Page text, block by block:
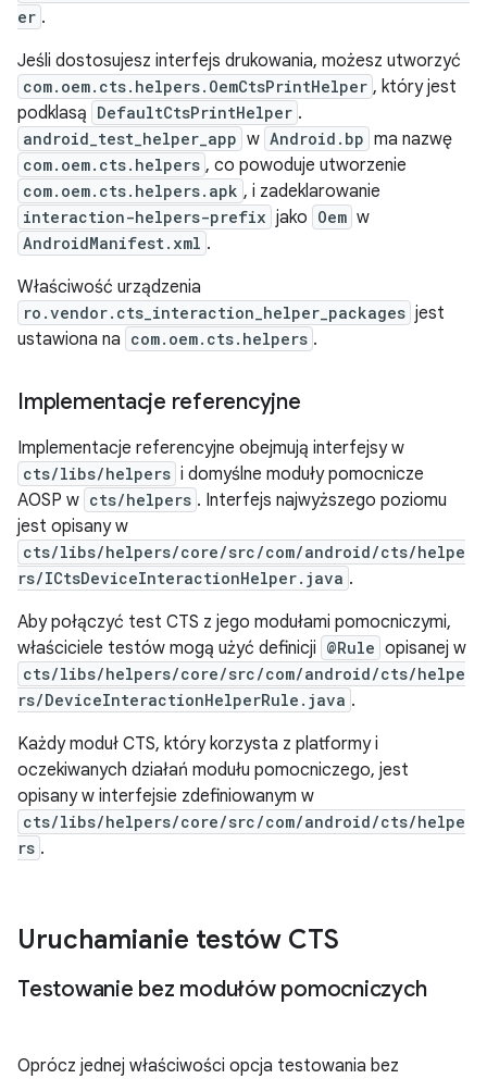
er .
Jeśli dostosujesz interfejs drukowania, możesz utworzyć
com.oem.cts.helpers.OemCtsPrintHelper , który jest
podklasą DefaultCtsPrintHelper .
android_test_helper_app w Android.bp ma nazwę
com.oem.cts.helpers , co powoduje utworzenie
com.oem.cts.helpers.apk , i zadeklarowanie
interaction-helpers-prefix jako Oem w
AndroidManifest.xml .
Właściwość urządzenia
ro.vendor.cts_interaction_helper_packages jest
ustawiona na com.oem.cts.helpers .
Implementacje referencyjne
Implementacje referencyjne obejmują interfejsy w
cts/libs/helpers i domyślne moduły pomocnicze
AOSP w cts/helpers . Interfejs najwyższego poziomu
jest opisany w
cts/libs/helpers/core/src/com/android/cts/helpe
rs/ICtsDeviceInteractionHelper.java .
Aby połączyć test CTS z jego modułami pomocniczymi,
właściciele testów mogą użyć definicji @Rule opisanej w
cts/libs/helpers/core/src/com/android/cts/helpe
rs/DeviceInteractionHelperRule.java .
Każdy moduł CTS, który korzysta z platformy i
oczekiwanych działań modułu pomocniczego, jest
opisany w interfejsie zdefiniowanym w
cts/libs/helpers/core/src/com/android/cts/helpe
rs .
Uruchamianie testów CTS
Testowanie bez modułów pomocniczych
Oprócz jednej właściwości opcja testowania bez